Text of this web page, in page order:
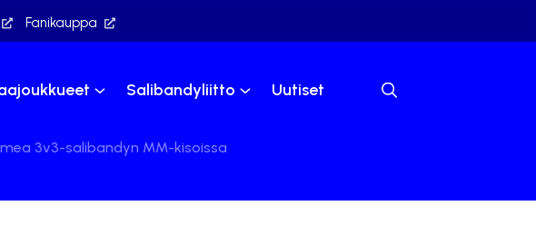
Fanikauppa
Salibandyliitto Uutiset
3v3-salibandyn MM-kisoissa